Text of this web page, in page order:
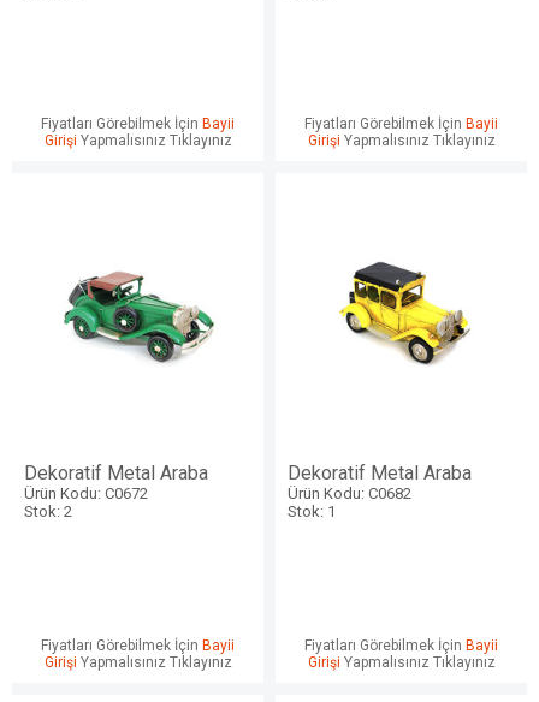
Fiyatları Görebilmek İçin Bayii
Girişi Yapmalısınız Tıklayınız
Fiyatları Görebilmek İçin Bayii
Girişi Yapmalısınız Tıklayınız
Dekoratif Metal Araba
Ürün Kodu: C0672
Stok: 2
Fiyatları Görebilmek İçin Bayii
Girişi Yapmalısınız Tıklayınız
Dekoratif Metal Araba
Ürün Kodu: C0682
Stok: 1
Fiyatları Görebilmek İçin Bayii
Girişi Yapmalısınız Tıklayınız